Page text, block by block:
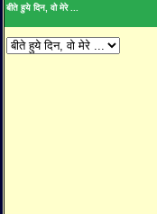
बीते हुये दिन, वो मेरे ...